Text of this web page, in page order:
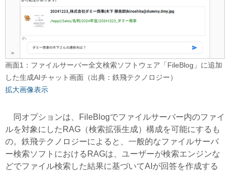
画面1：ファイルサーバー全文検索ソフトウェア「FileBlog」に追加
した生成AIチャット画面（出典：鉄飛テクノロジー）
拡大画像表示
同オプションは、FileBlogでファイルサーバー内のファイ
ルを対象にしたRAG（検索拡張生成）構成を可能にするも
の。鉄飛テクノロジーによると、一般的なファイルサーバ
ー検索ソフトにおけるRAGは、ユーザーが検索エンジンな
どでファイル検索した結果に基づいてAIが回答を作成する